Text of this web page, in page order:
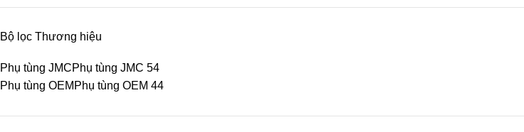
Bộ lọc Thương hiệu
Phụ tùng JMCPhụ tùng JMC 54
Phụ tùng OEM Phụ tùng OEM 44